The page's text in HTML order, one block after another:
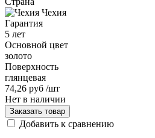
Чехия
Гарантия
5 лет
Основной цвет
золото
Поверхность
глянцевая
74,26 руб /шт
Нет в наличии
Заказать товар
Добавить к сравнению